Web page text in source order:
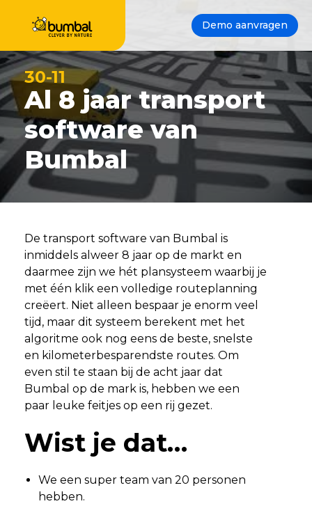
Demo aanvragen
30-11
Al 8 jaar transport
software van
Bumbal
De transport software van Bumbal is
inmiddels alweer 8 jaar op de markt en
daarmee zijn we hét plansysteem waarbij je
met één klik een volledige routeplanning
creëert. Niet alleen bespaar je enorm veel
tijd, maar dit systeem berekent met het
algoritme ook nog eens de beste, snelste
en kilometerbesparendste routes. Om
even stil te staan bij de acht jaar dat
Bumbal op de mark is, hebben we een
paar leuke feitjes op een rij gezet.
Wist je dat…
We een super team van 20 personen
hebben.